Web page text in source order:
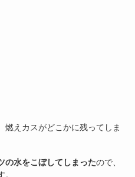
燃えカスがどこかに残ってしま
の水をこぼしてしまったので、